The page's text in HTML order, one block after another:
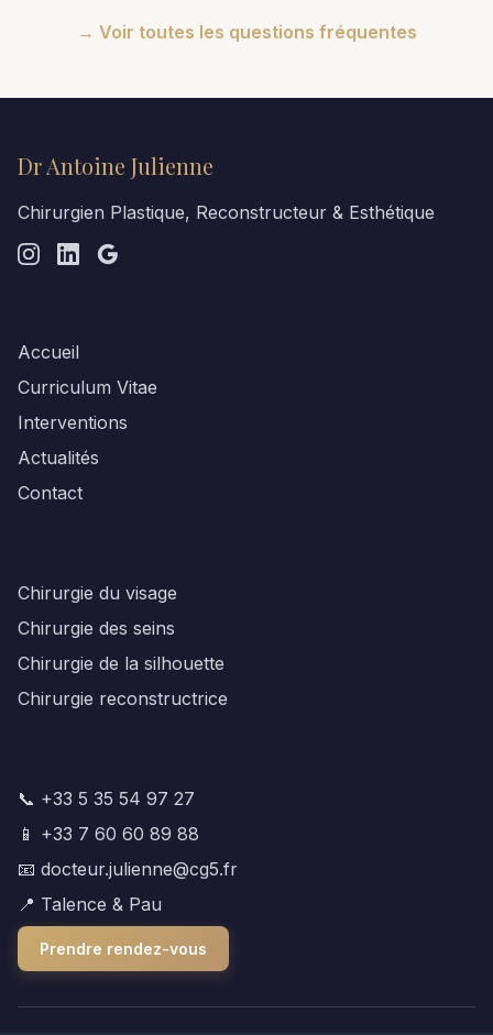
→ Voir toutes les questions fréquentes
Dr Antoine Julienne
Chirurgien Plastique, Reconstructeur & Esthétique
Accueil
Curriculum Vitae
Interventions
Actualités
Contact
Chirurgie du visage
Chirurgie des seins
Chirurgie de la silhouette
Chirurgie reconstructrice
📞 +33 5 35 54 97 27
📱 +33 7 60 60 89 88
📧 docteur.julienne@cg5.fr
📍 Talence & Pau
Prendre rendez-vous